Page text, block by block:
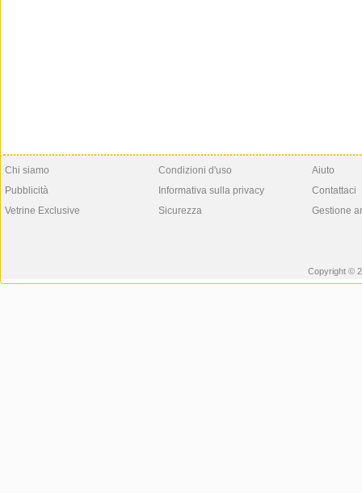
Chi siamo
Pubblicità
Vetrine Exclusive
Condizioni d'uso
Informativa sulla privacy
Sicurezza
Aiuto
Contattaci
Gestione
Copyright ©